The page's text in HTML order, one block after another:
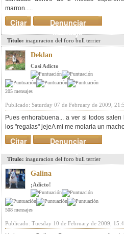
marron.....
Denunciar
mensaje
Citar
Titulo: inaguracion del foro bull terrier
Deklan
Casi Adicto
205 mensajes
Publicado: Saturday 07 de February de 2009,
Pues enhorabuena... a ver si todos
los "regalas" jejeA mi me molaria un
Denunciar
mensaje
Citar
Titulo: inaguracion del foro bull terrier
Galina
¡Adicto!
508 mensajes
Publicado: Tuesday 10 de February de 2009,